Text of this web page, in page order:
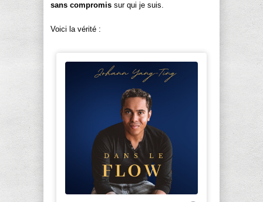
sans compromis sur qui je suis.
Voici la vérité :